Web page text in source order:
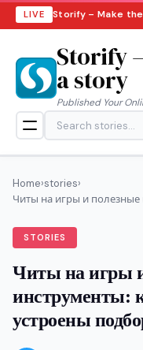
LIVE
Storify
a story
Published Your
Home›stories›
Читы на игры и полезные
STORIES
Читы на игры
инструменты:
устроены